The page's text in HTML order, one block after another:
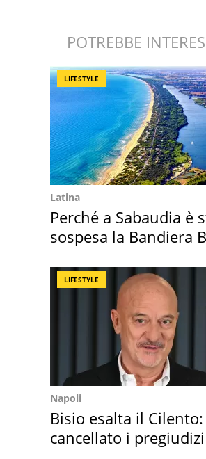
POTREBBE
LIFESTYLE
Latina
Perché a Sabaudia è
sospesa la Bandiera
LIFESTYLE
Napoli
Bisio esalta il
cancellato i